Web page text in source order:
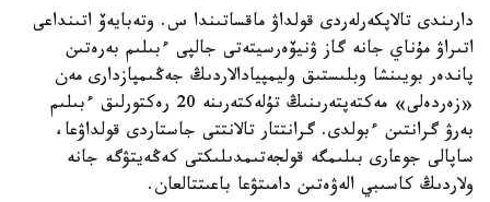
دارىندى تالاپكەرلەردى قولداۋ ماقساتىندا س. وتەبايەۆ اتىنداعى
اتىراۋ مۇناي جانە گاز ۋنيۆەرسيتەتى جالپى ءبىلىم بەرەتىن
پاندەر بويىنشا وبلىستىق وليمپيادالاردىڭ جەڭىمپازدارى مەن
«زەردەلى» مەكتەپتەرىنىڭ تۇلەكتەرىنە 20 رەكتورلىق ءبىلىم
بەرۋ گرانتىن ءبولدى. گرانتتار تالانتتى جاستاردى قولداۋعا،
ساپالى جوعارى بىلىمگە قولجەتىمدىلىكتى كەڭەيتۋگە جانە
ولاردىڭ كاسىبي الەۋەتىن دامىتۋعا باعىتتالعان.